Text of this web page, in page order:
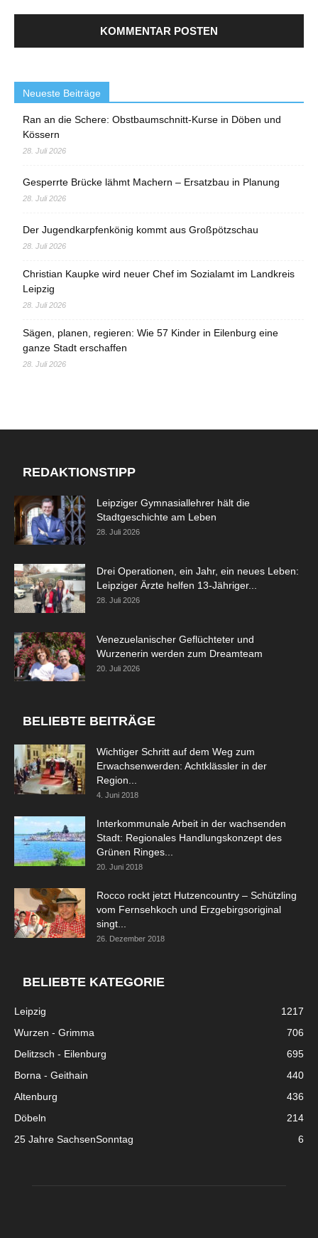
Neueste Beiträge
Ran an die Schere: Obstbaumschnitt-Kurse in Döben und
Kössern
28. Juli 2026
Gesperrte Brücke lähmt Machern – Ersatzbau in Planung
28. Juli 2026
Der Jugendkarpfenkönig kommt aus Großpötzschau
28. Juli 2026
Christian Kaupke wird neuer Chef im Sozialamt im Landkreis
Leipzig
28. Juli 2026
Sägen, planen, regieren: Wie 57 Kinder in Eilenburg eine
ganze Stadt erschaffen
28. Juli 2026
REDAKTIONSTIPP
Leipziger Gymnasiallehrer hält die
Stadtgeschichte am Leben
28. Juli 2026
Drei Operationen, ein Jahr, ein neues Leben:
Leipziger Ärzte helfen 13-Jähriger...
28. Juli 2026
Venezuelanischer Geflüchteter und
Wurzenerin werden zum Dreamteam
20. Juli 2026
BELIEBTE BEITRÄGE
Wichtiger Schritt auf dem Weg zum
Erwachsenwerden: Achtklässler in der
Region...
4. Juni 2018
Interkommunale Arbeit in der wachsenden
Stadt: Regionales Handlungskonzept des
Grünen Ringes...
20. Juni 2018
Rocco rockt jetzt Hutzencountry – Schützling
vom Fernsehkoch und Erzgebirgsoriginal
singt...
26. Dezember 2018
BELIEBTE KATEGORIE
Leipzig
1217
Wurzen - Grimma
706
Delitzsch - Eilenburg
695
Borna - Geithain
440
Altenburg
436
Döbeln
214
25 Jahre SachsenSonntag
6